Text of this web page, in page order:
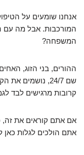
אנחנו שומעים על
המורכבות. אבל מה עם
המשפחה?
ההורים, בני הזוג,
שם 24/7, נושמים
קרובות מרגישים לבד
אם אתם קוראים את
אתם הולכים לגלות כאן